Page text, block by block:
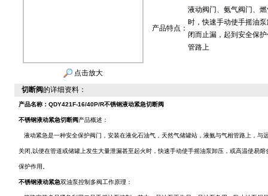
点击放大
产品特点：
液动阀门、氨气阀门、
时，快速手动使手摇油
闭而止漏，起到安全保
管路上
切断阀的详细资料：
产品名称： QDY421F-16/40P/R不锈钢液动紧急切断阀
不锈钢液动紧急切断阀产品概述：
液动紧急是一种安全保护阀门，安装在液化石油气，天然气储罐站，液氨与气相管路上，
关闭,以便在管道或储罐上发生大量泄漏甚至起火时，快速手动使手摇油泵卸压，或高温使易
保护作用。
不锈钢液动紧急双油泵控制多阀工作原理：